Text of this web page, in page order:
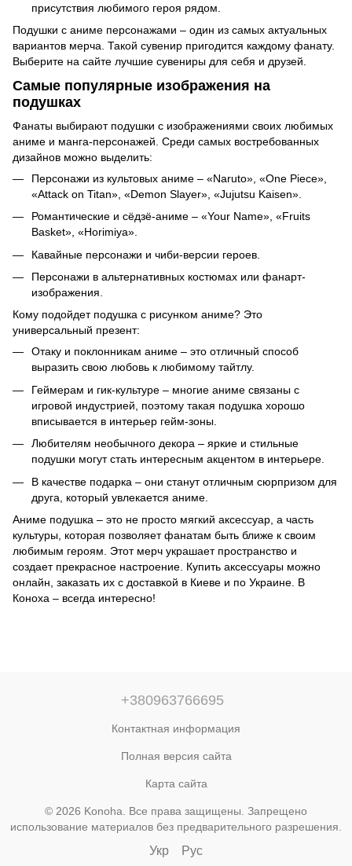
присутствия любимого героя рядом.
Подушки с аниме персонажами – один из самых актуальных
вариантов мерча. Такой сувенир пригодится каждому фанату.
Выберите на сайте лучшие сувениры для себя и друзей.
Самые популярные изображения на
подушках
Фанаты выбирают подушки с изображениями своих любимых
аниме и манга-персонажей. Среди самых востребованных
дизайнов можно выделить:
Персонажи из культовых аниме – «Naruto», «One Piece»,
«Attack on Titan», «Demon Slayer», «Jujutsu Kaisen».
Романтические и сёдзё-аниме – «Your Name», «Fruits
Basket», «Horimiya».
Кавайные персонажи и чиби-версии героев.
Персонажи в альтернативных костюмах или фанарт-
изображения.
Кому подойдет подушка с рисунком аниме? Это
универсальный презент:
Отаку и поклонникам аниме – это отличный способ
выразить свою любовь к любимому тайтлу.
Геймерам и гик-культуре – многие аниме связаны с
игровой индустрией, поэтому такая подушка хорошо
вписывается в интерьер гейм-зоны.
Любителям необычного декора – яркие и стильные
подушки могут стать интересным акцентом в интерьере.
В качестве подарка – они станут отличным сюрпризом для
друга, который увлекается аниме.
Аниме подушка – это не просто мягкий аксессуар, а часть
культуры, которая позволяет фанатам быть ближе к своим
любимым героям. Этот мерч украшает пространство и
создает прекрасное настроение. Купить аксессуары можно
онлайн, заказать их с доставкой в Киеве и по Украине. В
Коноха – всегда интересно!
+380963766695
Контактная информация
Полная версия сайта
Карта сайта
© 2026 Konoha. Все права защищены. Запрещено
использование материалов без предварительного разрешения.
Укр Рус